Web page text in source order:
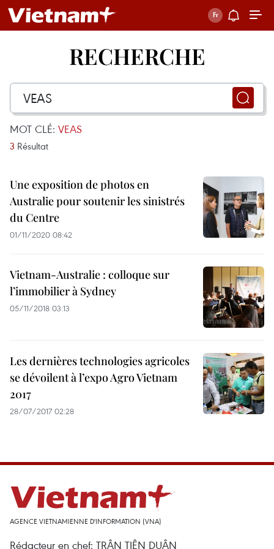
RECHERCHE
MOT CLÉ: VEAS
3 Résultat
Une exposition de photos en
Australie pour soutenir les sinistrés
du Centre
01/11/2020 08:42
Vietnam-Australie : colloque sur
l’immobilier à Sydney
05/11/2018 03:13
Les dernières technologies agricoles
se dévoilent à l’expo Agro Vietnam
2017
28/07/2017 02:28
AGENCE VIETNAMIENNE D'INFORMATION (VNA)
Rédacteur en chef: TRÂN TIÊN DUÂN